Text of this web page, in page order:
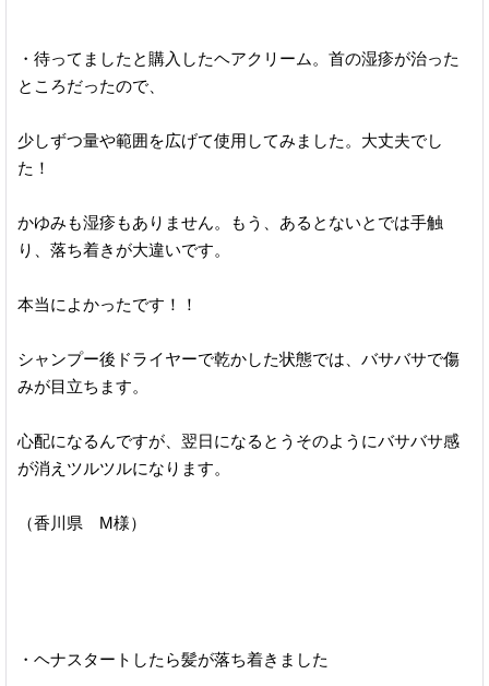
・待ってましたと購入したヘアクリーム。首の湿疹が治った
ところだったので、
少しずつ量や範囲を広げて使用してみました。大丈夫でし
た！
かゆみも湿疹もありません。もう、あるとないとでは手触
り、落ち着きが大違いです。
本当によかったです！！
シャンプー後ドライヤーで乾かした状態では、バサバサで傷
みが目立ちます。
心配になるんですが、翌日になるとうそのようにバサバサ感
が消えツルツルになります。
（香川県 M様）
・ヘナスタートしたら髪が落ち着きました